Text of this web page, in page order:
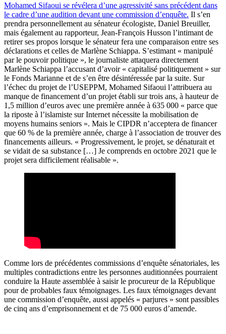
Mohamed Sifaoui se révélera d’une agressivité sans précédent dans
le cadre d’une audition devant une commission d’enquête. Il s’en
prendra personnellement au sénateur écologiste, Daniel Breuiller,
mais également au rapporteur, Jean-François Husson l’intimant de
retirer ses propos lorsque le sénateur fera une comparaison entre ses
déclarations et celles de Marlène Schiappa. S’estimant « manipulé
par le pouvoir politique », le journaliste attaquera directement
Marlène Schiappa l’accusant d’avoir « capitalisé politiquement » sur
le Fonds Marianne et de s’en être désintéressée par la suite. Sur
l’échec du projet de l’USEPPM, Mohamed Sifaoui l’attribuera au
manque de financement d’un projet établi sur trois ans, à hauteur de
1,5 million d’euros avec une première année à 635 000 « parce que
la riposte à l’islamiste sur Internet nécessite la mobilisation de
moyens humains seniors ». Mais le CIPDR n’acceptera de financer
que 60 % de la première année, charge à l’association de trouver des
financements ailleurs. « Progressivement, le projet, se dénaturait et
se vidait de sa substance […] Je comprends en octobre 2021 que le
projet sera difficilement réalisable ».
Comme lors de précédentes commissions d’enquête sénatoriales, les
multiples contradictions entre les personnes auditionnées pourraient
conduire la Haute assemblée à saisir le procureur de la République
pour de probables faux témoignages. Les faux témoignages devant
une commission d’enquête, aussi appelés « parjures » sont passibles
de cinq ans d’emprisonnement et de 75 000 euros d’amende.